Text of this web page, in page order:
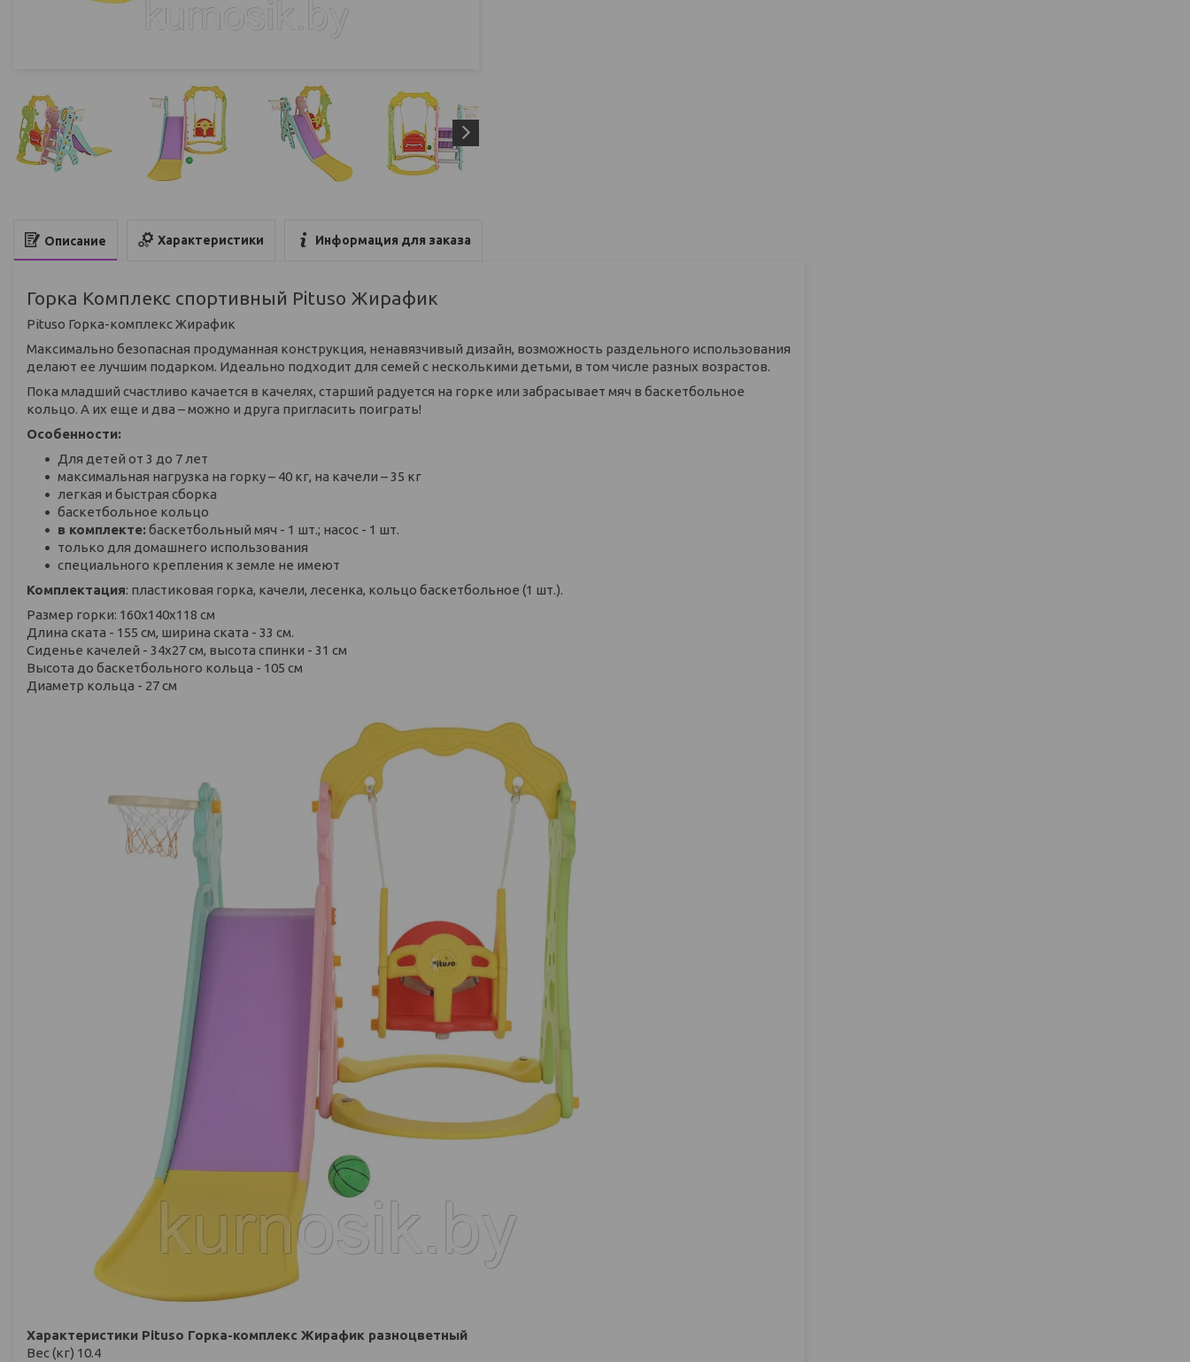
Описание Характеристики Информация для заказа
Горка Комплекс спортивный Pituso Жирафик
Pituso Горка-комплекс Жирафик
Максимально безопасная продуманная конструкция, ненавязчивый дизайн, возможность раздельного использования
делают ее лучшим подарком. Идеально подходит для семей с несколькими детьми, в том числе разных возрастов.
Пока младший счастливо качается в качелях, старший радуется на горке или забрасывает мяч в баскетбольное
кольцо. А их еще и два – можно и друга пригласить поиграть!
Особенности:
Для детей от 3 до 7 лет
максимальная нагрузка на горку – 40 кг, на качели – 35 кг
легкая и быстрая сборка
баскетбольное кольцо
в комплекте:баскетбольный мяч - 1 шт.; насос - 1 шт.
только для домашнего использования
специального крепления к земле не имеют
Комплектация: пластиковая горка, качели, лесенка, кольцо баскетбольное (1 шт.).
Размер горки: 160х140х118 см
Длина ската - 155 см, ширина ската - 33 см.
Сиденье качелей - 34х27 см, высота спинки - 31 см
Высота до баскетбольного кольца - 105 см
Диаметр кольца - 27 см
Характеристики Pituso Горка-комплекс Жирафик разноцветный
Вес (кг) 10.4